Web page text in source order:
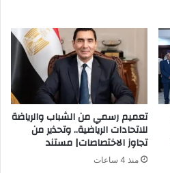
تعميم رسمي من الشباب والرياضة
للاتحادات الرياضية.. وتحذير من
تجاوز الاختصاصات| مستند
منذ 4 ساعات